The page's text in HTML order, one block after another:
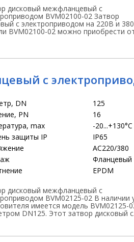
дисковый межфланцевый с
BVM02100-02 Затвор
с электроприводом на 220В и
BVM02100-02 можно приобрести
с
DN
125
PN
16
max
-20...+130°С
защиты IP
IP65
АС220/380
Фланцевый
EPDM
дисковый межфланцевый с
BVM02125-02 В наличии
имеется модель BVM02125-
DN125. Этот затвор дисковый